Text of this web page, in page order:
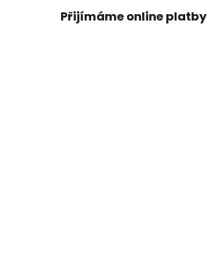
Přijímáme online platby